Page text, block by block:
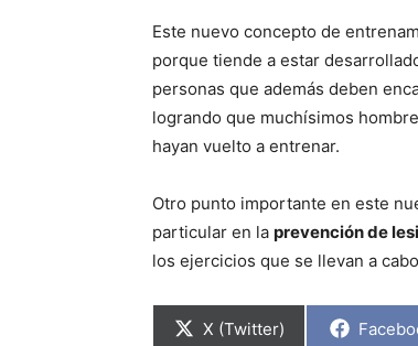
Este nuevo concepto de
porque tiende a estar
personas que además deben
logrando que muchísimos
hayan vuelto a entrenar.
Otro punto importante en este
particular en la prevención de
los ejercicios que se llevan a
Compartir
X (Twitter)